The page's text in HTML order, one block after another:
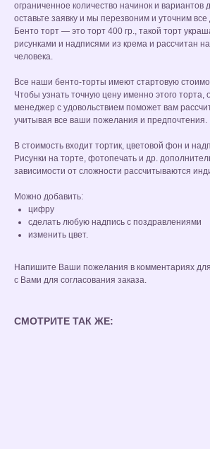
ограниченное количество начинок и вариантов
оставьте заявку и мы перезвоним и уточним все
Бенто торт — это торт 400 гр., такой торт
рисунками и надписями из крема и рассчитан
человека.
Все наши бенто-торты имеют стартовую
Чтобы узнать точную цену именно этого торта,
менеджер с удовольствием поможет вам
учитывая все ваши пожелания и предпочтения.
В стоимость входит тортик, цветовой фон и
Рисунки на торте, фотопечать и др.
зависимости от сложности рассчитываются
Можно добавить:
цифру
сделать любую надпись с поздравлениями
изменить цвет.
Напишите Ваши пожелания в комментариях
с Вами для согласования заказа.
СМОТРИТЕ ТАК ЖЕ: